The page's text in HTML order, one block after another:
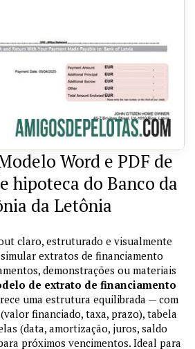
Word e PDF de
hipoteca do Banco da
da Letônia
claro, estruturado e visualmente
extratos de financiamento
demonstrações ou materiais
de extrato de financiamento
uma estrutura equilibrada — com
financiado, taxa, prazo), tabela
(data, amortização, juros, saldo
próximos vencimentos. Ideal para